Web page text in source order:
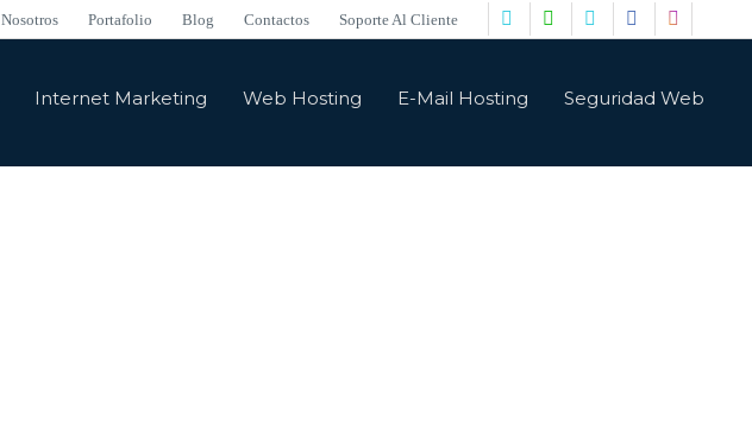
Nosotros Portafolio Blog Contactos Soporte Al Cliente
Internet Marketing Web Hosting E-Mail Hosting Seguridad Web